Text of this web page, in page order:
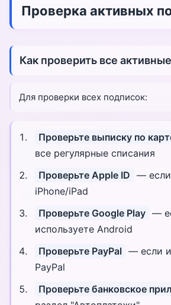
Проверка активных
Как проверить все
Для проверки всех подписок:
Проверьте выписку по
все регулярные списания
Проверьте Apple ID — если
iPhone/iPad
Проверьте Google Play —
используете Android
Проверьте PayPal — если
PayPal
Проверьте банковское